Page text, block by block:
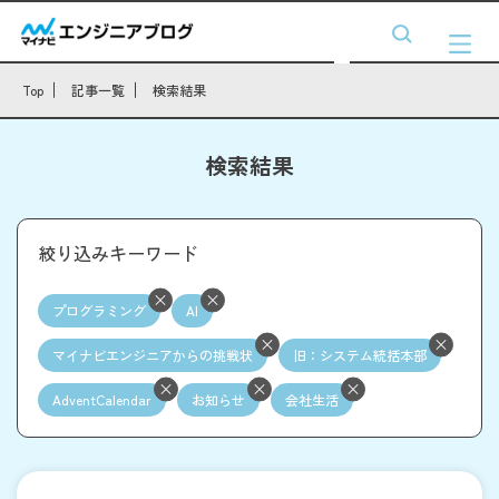
Top 記事一覧 検索結果
検索結果
絞り込みキーワード
プログラミング AI
マイナビエンジニアからの挑戦状 旧：システム統括本部
AdventCalendar お知らせ 会社生活